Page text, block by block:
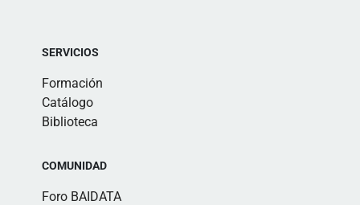
SERVICIOS
Formación
Catálogo
Biblioteca
COMUNIDAD
Foro BAIDATA